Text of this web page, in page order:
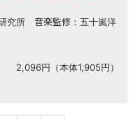
究所 音楽監修 ：五十嵐洋
2,096円（本体1,905円）